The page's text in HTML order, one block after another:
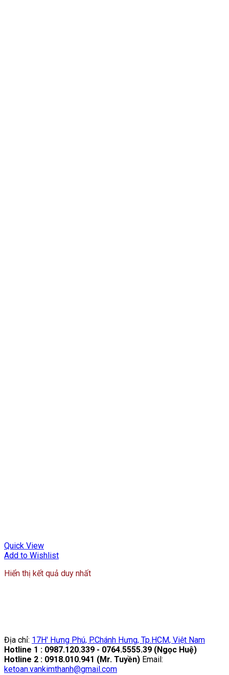
Quick View
Add to Wishlist
Hiển thị kết quả duy nhất
Địa chỉ: 17H' Hưng Phú, P.Chánh Hưng, Tp.HCM, Việt Nam
Hotline 1 : 0987.120.339 - 0764.5555.39 (Ngọc Huệ)
Hotline 2 : 0918.010.941 (Mr. Tuyền) Email:
ketoan.vankimthanh@gmail.com